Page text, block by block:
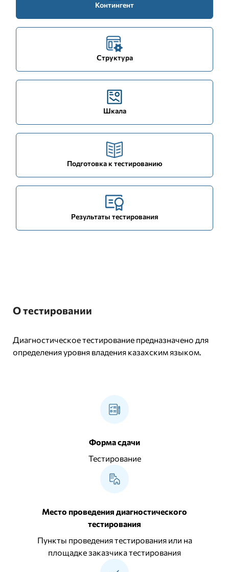
Контингент
Структура
Шкала
Подготовка к тестированию
Результаты тестирования
О тестировании
Диагностическое тестирование предназначено для
определения уровня владения казахским языком.
Форма сдачи
Тестирование
Место проведения диагностического
тестирования
Пункты проведения тестирования или на
площадке заказчика тестирования